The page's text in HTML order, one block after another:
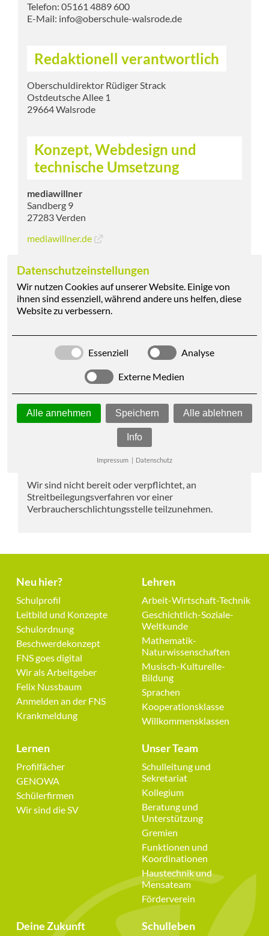
Telefon: 05161 4889 600
E-Mail: info@oberschule-walsrode.de
Redaktionell verantwortlich
Oberschuldirektor Rüdiger Strack
Ostdeutsche Allee 1
29664 Walsrode
Konzept, Webdesign und
technische Umsetzung
mediawillner
Sandberg 9
27283 Verden
mediawillner.de
Fotografie
Hauke Müller Fotografie
Kleistraße 4
www.haukemueller.com
Fotoplanung und Produktionsleitung:
Verbraucher­streit­
beilegung/Universal­
schlichtungs­stelle
Wir sind nicht bereit oder verpflichtet, an
Streitbeilegungsverfahren vor einer
Verbraucherschlichtungsstelle teilzunehmen.
Neu hier?
Navigation
überspringen
Schulprofil
Leitbild und Konzepte
Schulordnung
Beschwerdekonzept
FNS goes digital
Wir als Arbeitgeber
Felix Nussbaum
Anmelden an der FNS
Krankmeldung
Lehren
Navigation
überspringen
Arbeit-Wirtschaft-Technik
Geschichtlich-Soziale-
Weltkunde
Mathematik-
Naturwissenschaften
Musisch-Kulturelle-
Bildung
Sprachen
Kooperationsklasse
Willkommensklassen
Lernen
Navigation
überspringen
Profilfächer
GENOWA
Schülerfirmen
Wir sind die SV
Unser Team
Navigation
überspringen
Schulleitung und
Sekretariat
Kollegium
Beratung und
Unterstützung
Gremien
Funktionen und
Koordinationen
Haustechnik und
Mensateam
Förderverein
Deine Zukunft Schulleben
Datenschutzeinstellungen
Wir nutzen Cookies auf unserer Website. Einige von
ihnen sind essenziell, während andere uns helfen, diese
Website zu verbessern.
Essenziell Analyse
Externe Medien
Alle annehmen Speichern Alle ablehnen
Info
Impressum Datenschutz